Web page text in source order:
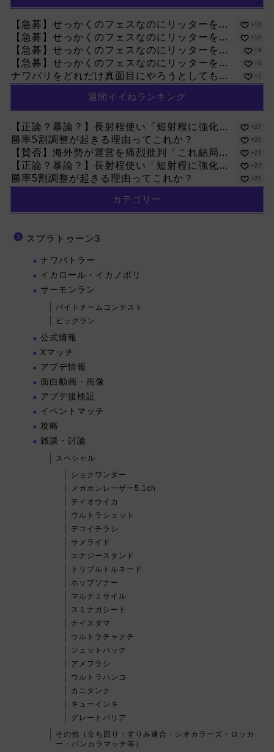
【急募】せっかくのフェスなのにリッターを... +10
【急募】せっかくのフェスなのにリッターを... +10
【急募】せっかくのフェスなのにリッターを... +9
【急募】せっかくのフェスなのにリッターを... +8
ナワバリをどれだけ真面目にやろうとしても... +7
週間イイねランキング
【正論？暴論？】長射程使い「短射程に強化... +27
勝率5割調整が起きる理由ってこれか？ +26
【賛否】海外勢が運営を痛烈批判「これ結局... +23
【正論？暴論？】長射程使い「短射程に強化... +22
勝率5割調整が起きる理由ってこれか？ +20
カテゴリー
スプラトゥーン3
ナワバトラー
イカロール・イカノボリ
サーモンラン
バイトチームコンテスト
ビッグラン
公式情報
Xマッチ
アプデ情報
面白動画・画像
アプデ後検証
イベントマッチ
攻略
雑談・討論
スペシャル
ショクワンダー
メガホンレーザー5.1ch
テイオウイカ
ウルトラショット
デコイチラシ
サメライド
エナジースタンド
トリプルトルネード
ホップソナー
マルチミサイル
スミナガシート
ナイスダマ
ウルトラチャクチ
ジェットパック
アメフラシ
ウルトラハンコ
カニタンク
キューインキ
グレートバリア
その他（立ち回り・すりみ連合・シオカラーズ・ロッカ
ー・バンカラマッチ等）